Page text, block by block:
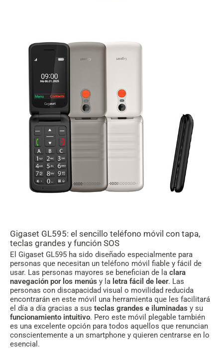
Gigaset GL595: el sencillo teléfono móvil con tapa,
teclas grandes y función SOS
El Gigaset GL595 ha sido diseñado especialmente para
personas que necesitan un teléfono móvil fiable y fácil de
usar. Las personas mayores se benefician de la clara
navegación por los menús y la letra fácil de leer. Las
personas con discapacidad visual o movilidad reducida
encontrarán en este móvil una herramienta que les facilitará
el día a día gracias a sus teclas grandes e iluminadas y su
funcionamiento intuitivo. Pero este móvil plegable también
es una excelente opción para todos aquellos que renuncian
conscientemente a un smartphone y quieren centrarse en lo
esencial.